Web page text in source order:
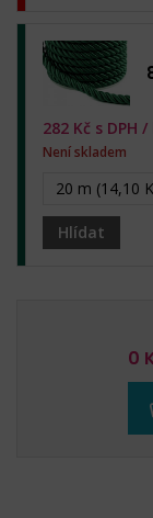
20 m (14,10
Hlídat
282 Kč s DPH /
Není skladem
0